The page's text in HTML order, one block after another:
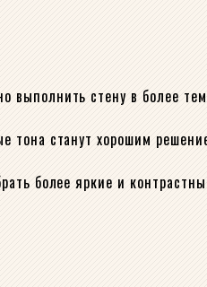
выполнить стену в более
тона станут хорошим
более яркие и